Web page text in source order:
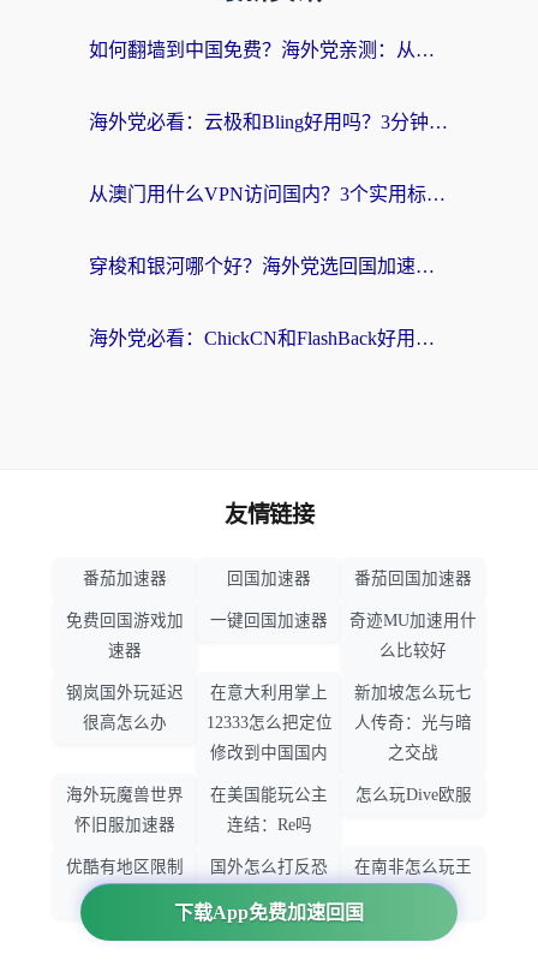
如何翻墙到中国免费？海外党亲测：从踩坑到选对加速器的全攻略
海外党必看：云极和Bling好用吗？3分钟教你选对回国加速器
从澳门用什么VPN访问国内？3个实用标准帮你避开坑，无缝刷剧听歌
穿梭和银河哪个好？海外党选回国加速器的避坑指南，附番茄加速器实测体验
海外党必看：ChickCN和FlashBack好用吗？3招教你选对回国加速器（附云极、HomeCN、斧牛vs艾果对比）
下载App免费加速回国
友情链接
番茄加速器 回国加速器 番茄回国加速器
免费回国游戏加
速器
一键回国加速器
奇迹MU加速用什
么比较好
钢岚国外玩延迟
很高怎么办
在意大利用掌上
12333怎么把定位
修改到中国国内
新加坡怎么玩七
人传奇：光与暗
之交战
海外玩魔兽世界
怀旧服加速器
在美国能玩公主
连结：Re吗
怎么玩Dive欧服
优酷有地区限制
国外怎么打反恐
精英：全球攻势
在南非怎么玩王